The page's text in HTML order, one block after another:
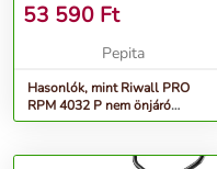
FŰNYÍRÓ 2 AZ 1-BEN
53 590 Ft
Pepita
Hasonlók, mint Riwall PRO
RPM 4032 P nem önjáró
benzinmotoros fűnyíró 2 az 1-